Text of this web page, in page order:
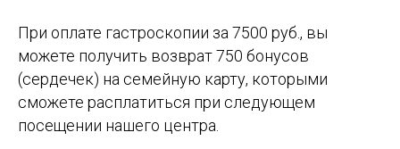
При оплате гастроскопии за 7500 руб., вы
можете получить возврат 750 бонусов
(сердечек) на семейную карту, которыми
сможете расплатиться при следующем
посещении нашего центра.